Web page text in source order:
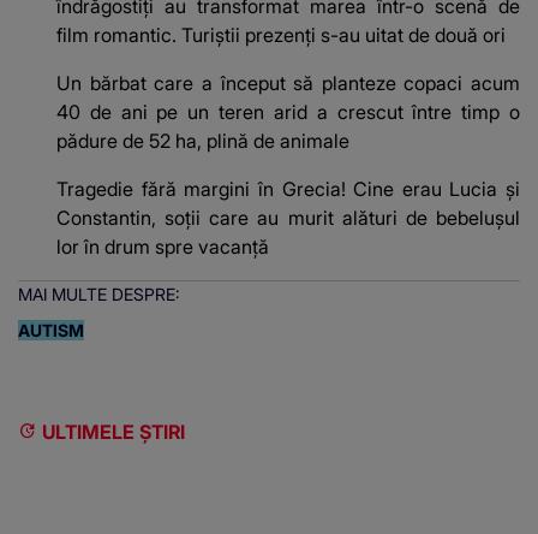
îndrăgostiți au transformat marea într-o scenă de
film romantic. Turiștii prezenți s-au uitat de două ori
Un bărbat care a început să planteze copaci acum
40 de ani pe un teren arid a crescut între timp o
pădure de 52 ha, plină de animale
Tragedie fără margini în Grecia! Cine erau Lucia și
Constantin, soții care au murit alături de bebelușul
lor în drum spre vacanță
MAI MULTE DESPRE:
AUTISM
ULTIMELE ȘTIRI